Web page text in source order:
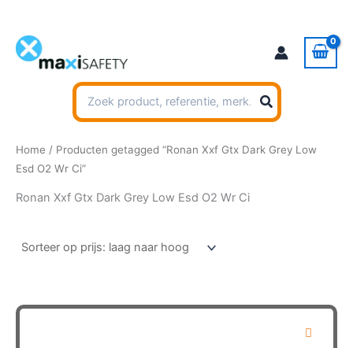
inhoud
Zoeken
naar:
Home / Producten getagged “Ronan Xxf Gtx Dark Grey Low
Esd O2 Wr Ci”
Ronan Xxf Gtx Dark Grey Low Esd O2 Wr Ci